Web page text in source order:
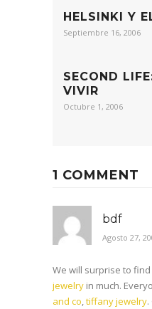
HELSINKI Y
Septiembre 16, 2006
SECOND
VIVIR
Octubre 1, 2006
1 COMMENT
bdf
Agosto 27,
We will surprise to
jewelry in much.
and co,tiffany jewelry